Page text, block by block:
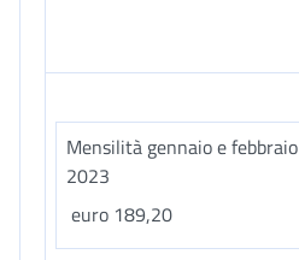
Mensilità gennaio e febbraio
2023
euro 189,20